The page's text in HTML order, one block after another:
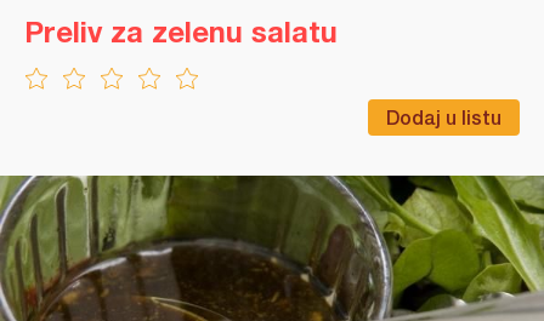
Dodaj u listu
Preliv za zelenu salatu